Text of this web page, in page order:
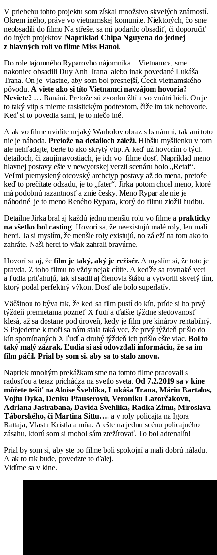
V priebehu tohto projektu som získal množstvo skvelých známostí.
Okrem iného, práve vo vietnamskej komunite. Niektorých, čo sme
neobsadili do filmu Na střeše, sa mi podarilo obsadiť, či doporučiť
do iných projektov. Napríklad Chipa Nguyena do jednej
z hlavných rolí vo filme Miss Hanoi.
Do role tajomného Ryparovho nájomníka – Vietnamca, sme
nakoniec obsadili Duy Anh Trana, alebo inak povedané Lukáša
Trana. On je vlastne, aby som bol presnejší, Čech vietnamského
pôvodu. A viete ako si títo Vietnamci navzájom hovoria?
Neviete? … Banáni. Pretože sú zvonku žltí a vo vnútri bieli. On je
to taký vtip s mierne rasisitckým podtextom, čiže im tak nehovorte.
Keď si to povedia sami, je to niečo iné.
A ak vo filme uvidíte nejaký Warholov obraz s banánmi, tak ani toto
nie je náhoda. Pretože na detailoch záleží. Hlbšiu myšlienku v tom
ale nehľadajte, berte to ako skrytý vtip. A keď už hovorím o tých
detailoch, či zaujímavostiach, je ich vo filme dosť. Napríklad meno
hlavnej postavy ešte v newyorskej verzii scenáru bolo „Retaf“.
Veľmi premyslený otcovský archetyp postavy až do mena, pretože
keď to prečítate odzadu, je to „fater“. Jirka potom chcel meno, ktoré
má podobnú razantnosť a znie česky. Meno Rypar ale nie je
náhodné, je to meno Reného Rypara, ktorý do filmu zložil hudbu.
Detailne Jirka bral aj každú jednu menšiu rolu vo filme a prakticky
na všetko bol casting. Hovorí sa, že neexistujú malé roly, len malí
herci. Ja si myslím, že menšie roly existujú, no záleží na tom ako to
zahráte. Naši herci to však zahrali bravúrne.
Hovorí sa aj, že film je taký, aký je režisér. A myslím si, že toto je
pravda. Z toho filmu to vždy nejak cítite. A keďže sa rovnaké veci
a ľudia priťahujú, tak si sadli aj členovia štábu a vytvorili skvelý tím,
ktorý podal perfektný výkon. Dosť ale bolo superlatív.
Väčšinou to býva tak, že keď sa film pustí do kín, príde si ho prvý
týždeň premietania pozrieť X ľudí a ďalšie týždne sledovanosť
klesá, až sa dostane pod úroveň, kedy je film pre kinárov rentabilný.
S Pojedeme k moři sa nám stala taká vec, že prvý týždeň prišlo do
kín spomínaných X ľudí a druhý týždeň ich prišlo ešte viac. Bol to
taký malý zázrak. Ľudia si asi odovzdali informáciu, že sa im
film páčil. Prial by som si, aby sa to stalo znovu.
Napriek mnohým prekážkam sme na tomto filme pracovali s
radosťou a teraz prichádza na svetlo sveta. Od 7.2.2019 sa v kine
môžete tešiť na Aloise Švehlíka, Lukáša Trana, Máriu Bartalos,
Vojtu Dyka, Denisu Pfauserovú, Veroniku Lazorčákovú,
Adriana Jastrabana, Davida Švehlíka, Radka Zimu, Miroslava
Táborského, či Martina Sittu…. a v roly policajta na Igora
Rattaja, Vlastu Kristla a mňa. A ešte na jednu scénu policajného
zásahu, ktorú som si mohol sám zrežírovať. To bol adrenalín!
Prial by som si, aby ste po filme boli spokojní a mali dobrú náladu.
A ak to tak bude, povedzte to ďalej.
Vidíme sa v kine.